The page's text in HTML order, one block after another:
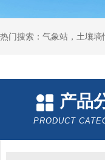
热门搜索：气象站，土壤
产品
PRODUCT